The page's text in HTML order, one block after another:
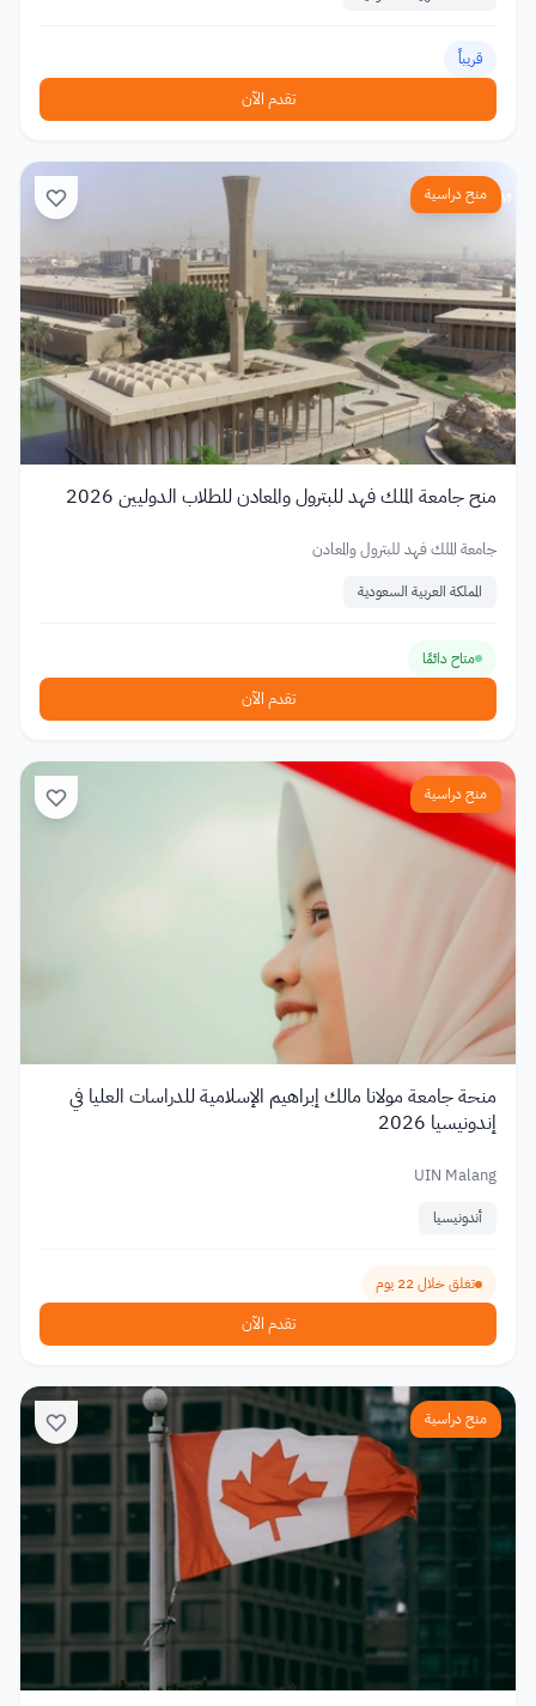
قريباً
تقدم الآن
منح دراسية
منح جامعة الملك فهد للبترول والمعادن للطلاب الدوليين 2026
جامعة الملك فهد للبترول والمعادن
المملكة العربية السعودية
متاح دائمًا
تقدم الآن
منح دراسية
منحة جامعة مولانا مالك إبراهيم الإسلامية للدراسات العليا في
إندونيسيا 2026
UIN Malang
أندونيسيا
تغلق خلال 22 يوم
تقدم الآن
منح دراسية